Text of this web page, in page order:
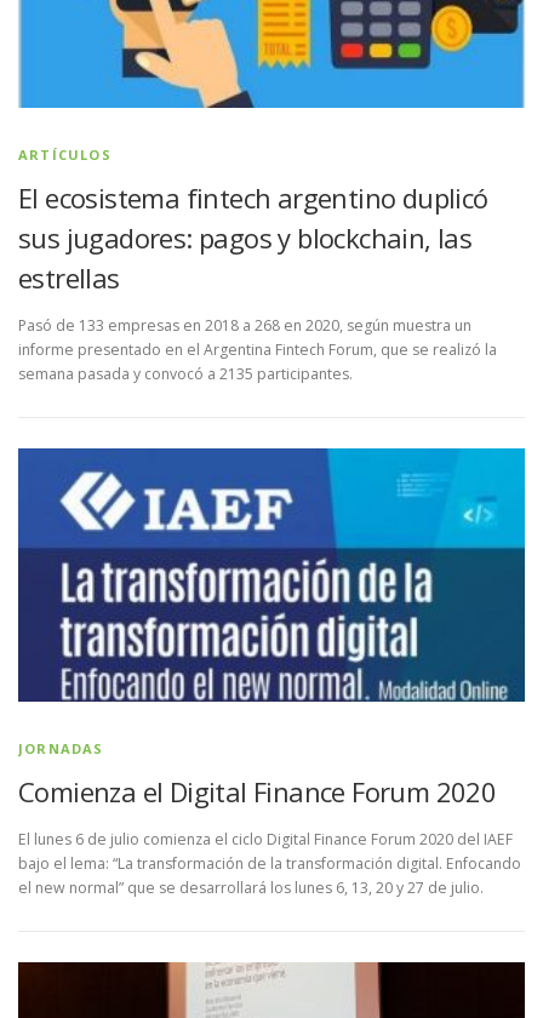
ARTÍCULOS
El ecosistema fintech argentino duplicó
sus jugadores: pagos y blockchain, las
estrellas
Pasó de 133 empresas en 2018 a 268 en 2020, según muestra un
informe presentado en el Argentina Fintech Forum, que se realizó la
semana pasada y convocó a 2135 participantes.
JORNADAS
Comienza el Digital Finance Forum 2020
El lunes 6 de julio comienza el ciclo Digital Finance Forum 2020 del IAEF
bajo el lema: “La transformación de la transformación digital. Enfocando
el new normal” que se desarrollará los lunes 6, 13, 20 y 27 de julio.